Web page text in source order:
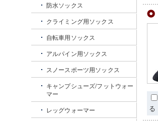
る
防水ソックス
クライミング用ソックス
自転車用ソックス
アルパイン用ソックス
スノースポーツ用ソックス
キャンプシューズ/フットウォー
マー
レッグウォーマー